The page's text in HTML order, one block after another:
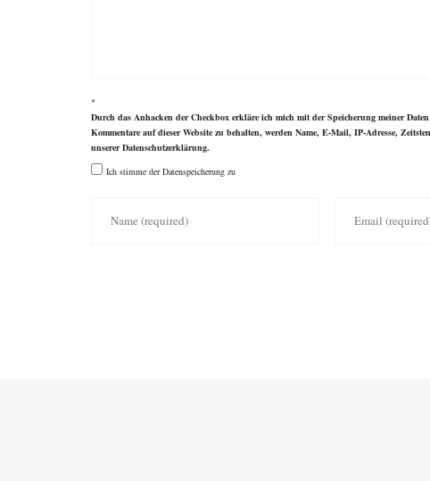
*
Durch das Anhacken der Checkbox erkläre ich mich mit der Speicherung meiner
Kommentare auf dieser Website zu behalten, werden Name, E-Mail, IP-Adresse,
unsererDatenschutzerklärung.
Ich stimme der Datenspeicherung zu